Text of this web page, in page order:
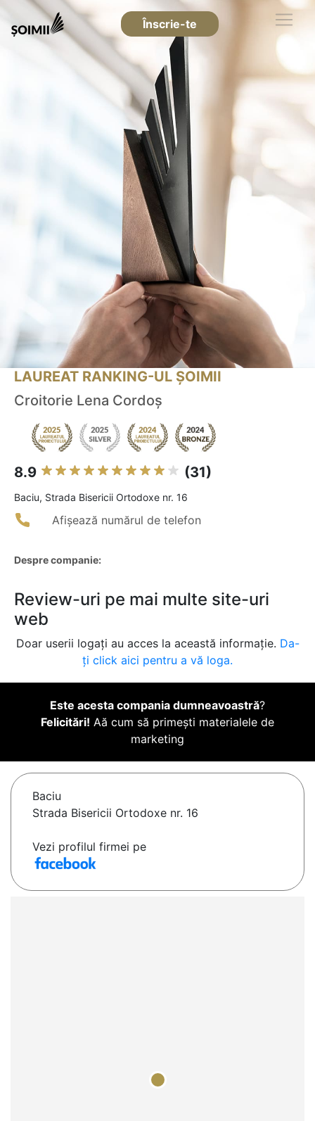
Înscrie-te
LAUREAT RANKING-UL ȘOIMII
Croitorie Lena Cordoș
8.9 (31)
Baciu, Strada Bisericii Ortodoxe nr. 16
Afișează numărul de telefon
Despre companie:
Review-uri pe mai multe site-uri
web
Doar userii logați au acces la această informație. Da-
ți click aici pentru a vă loga.
Este acesta compania dumneavoastră?
Felicitări! Aă cum să primești materialele de
marketing
Baciu
Strada Bisericii Ortodoxe nr. 16
Vezi profilul firmei pe